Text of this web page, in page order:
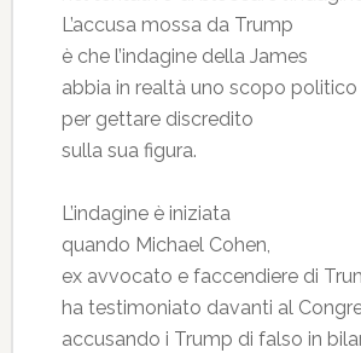
L’accusa mossa da Trump
è che l’indagine della James
abbia in realtà uno scopo politico
per gettare discredito
sulla sua figura.
L’indagine è iniziata
quando Michael Cohen,
ex avvocato e faccendiere di
ha testimoniato davanti al
accusando i Trump di falso in